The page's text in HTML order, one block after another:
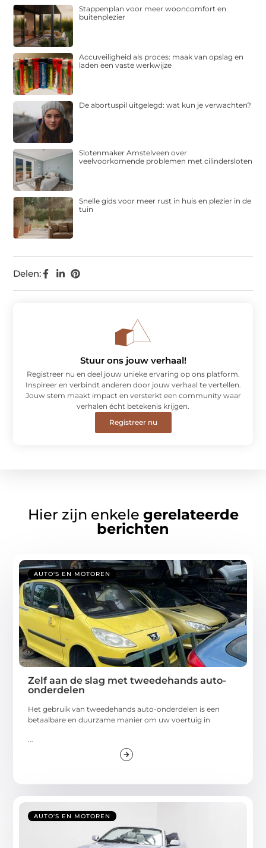
Delen:
Stappenplan voor meer wooncomfort en
buitenplezier
Accuveiligheid als proces: maak van opslag en
laden een vaste werkwijze
De abortuspil uitgelegd: wat kun je verwachten?
Slotenmaker Amstelveen over
veelvoorkomende problemen met cilindersloten
Snelle gids voor meer rust in huis en plezier in de
tuin
Stuur ons jouw verhaal!
Registreer nu en deel jouw unieke ervaring op ons platform.
Inspireer en verbindt anderen door jouw verhaal te vertellen.
Jouw stem maakt impact en versterkt een community waar
verhalen écht betekenis krijgen.
Registreer nu
Hier zijn enkele gerelateerde
berichten
AUTO'S EN MOTOREN
Zelf aan de slag met tweedehands auto-
onderdelen
Het gebruik van tweedehands auto-onderdelen is een
betaalbare en duurzame manier om uw voertuig in
AUTO'S EN MOTOREN